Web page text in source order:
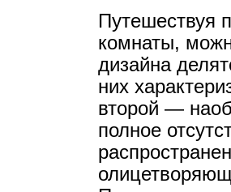
Путешествуя
комнаты,
дизайна
них
второй —
полное